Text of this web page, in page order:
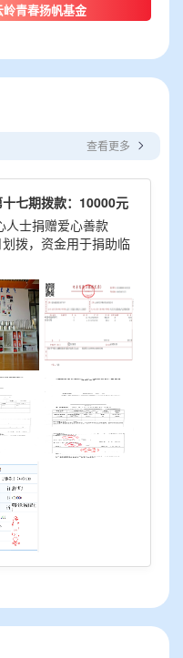
岭青春扬帆基金
查看更多
七期拨款：10000元
人士捐赠爱心善款
拨，资金用于捐助临